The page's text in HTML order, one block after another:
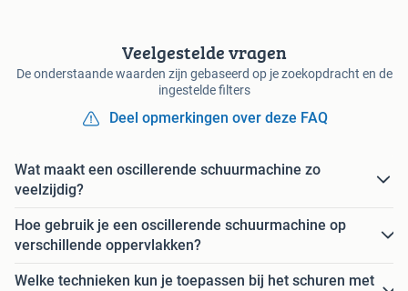
Veelgestelde vragen
De onderstaande waarden zijn gebaseerd op je zoekopdracht en de
ingestelde filters
Deel opmerkingen over deze FAQ
Wat maakt een oscillerende schuurmachine zo
veelzijdig?
Hoe gebruik je een oscillerende schuurmachine op
verschillende oppervlakken?
Welke technieken kun je toepassen bij het schuren met